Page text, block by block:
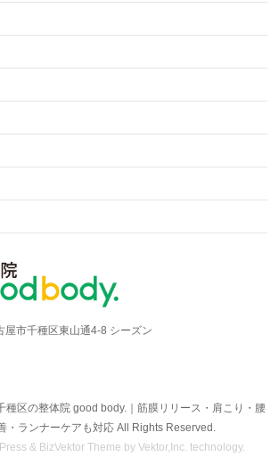
屋市千種区東山通4-8 シーズン
種区の整体院 good body.｜筋膜リリース・肩こり・腰
・ランナーケアも対応All Rights Reserved.
& BizVektor Theme by Vektor,Inc. technology.